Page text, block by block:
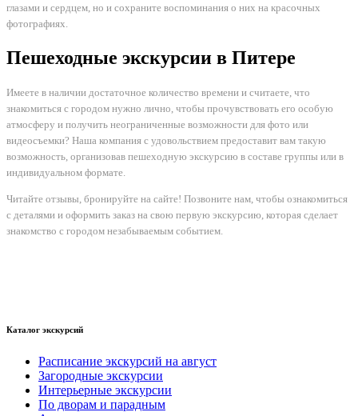
глазами и сердцем, но и сохраните воспоминания о них на красочных
фотографиях.
Пешеходные экскурсии в Питере
Имеете в наличии достаточное количество времени и считаете, что
знакомиться с городом нужно лично, чтобы прочувствовать его особую
атмосферу и получить неограниченные возможности для фото или
видеосъемки? Наша компания с удовольствием предоставит вам такую
возможность, организовав пешеходную экскурсию в составе группы или в
индивидуальном формате.
Читайте отзывы, бронируйте на сайте! Позвоните нам, чтобы ознакомиться
с деталями и оформить заказ на свою первую экскурсию, которая сделает
знакомство с городом незабываемым событием.
Каталог экскурсий
Расписание экскурсий на август
Загородные экскурсии
Интерьерные экскурсии
По дворам и парадным